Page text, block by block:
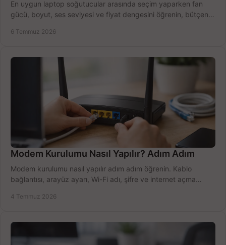
En uygun laptop soğutucular arasında seçim yaparken fan
gücü, boyut, ses seviyesi ve fiyat dengesini öğrenin, bütçenizi
6 Temmuz 2026
Modem Kurulumu Nasıl Yapılır? Adım Adım
Modem kurulumu nasıl yapılır adım adım öğrenin. Kablo
bağlantısı, arayüz ayarı, Wi-Fi adı, şifre ve internet açma
4 Temmuz 2026